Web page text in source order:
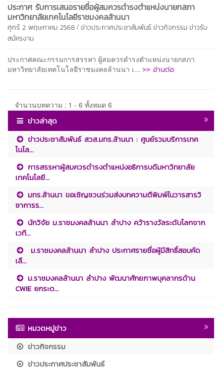
ประกาศ รับการเสนอรายชื่อผู้สมควรดำรงตำแหน่งนายกสภา
มหาวิทยาลัยเทคโนโลยีราชมงคลล้านนา
ศุกร์ 2 พฤษภาคม 2568 / ข่าวประกาศประชาสัมพันธ์ข่าวกิจกรรมข่าวรับ
สมัครงาน
ประกาศคณะกรรมการสรรหา ผู้สมควรดำรงตำแหน่งนายกสภา
มหาวิทยาลัยเทคโนโลยีราชมงคลล้านนา เ... >> อ่านต่อ
จำนวนบทความ : 1 - 6 ทั้งหมด 6
ข่าวล่าสุด
ข่าวประชาสัมพันธ์ สวส.มทร.ล้านนา : ศูนย์รวมบริการเทค
โนโล...
การสรรหาผู้สมควรดำรงตำแหน่งอธิการบดีมหาวิทยาลัย
เทคโนโลยี...
มทร.ล้านนา ขอเชิญชวนร่วมส่งบทความตีพิมพ์ในวารสารวิ
ชาการร...
นักวิจัย ม.ราชมงคลล้านนา ลำปาง คว้ารางวัลระดับโลกจาก
เวที...
ม.ราชมงคลล้านนา ลำปาง ประกาศรายชื่อผู้มีสิทธิ์สอบคัด
เลื...
ม.ราชมงคลล้านนา ลำปาง พัฒนาศักยภาพบุคลากรด้าน
CWIE ยกระด...
หมวดหมู่ข่าว
ข่าวกิจกรรม
ข่าวประกาศประชาสัมพันธ์